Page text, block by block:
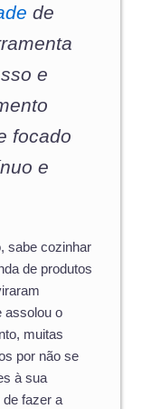
de
e
focado
e
sabe cozinhar
de produtos
assolou o
muitas
por não se
à sua
fazer a